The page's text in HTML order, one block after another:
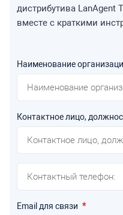
дистрибутива LanAgent
вместе с краткими
Наименование
Контактное лицо,
Email для связи *